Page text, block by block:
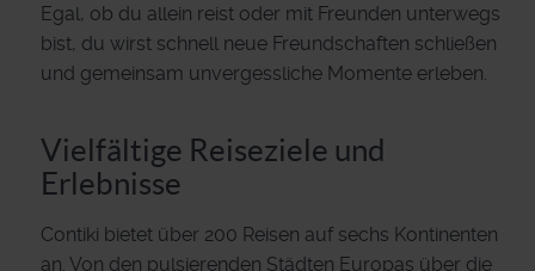
Egal, ob du allein reist oder mit Freunden unterwegs
bist, du wirst schnell neue Freundschaften schließen
und gemeinsam unvergessliche Momente erleben.
Vielfältige Reiseziele und
Erlebnisse
Contiki bietet über 200 Reisen auf sechs Kontinenten
an. Von den pulsierenden Städten Europas über die